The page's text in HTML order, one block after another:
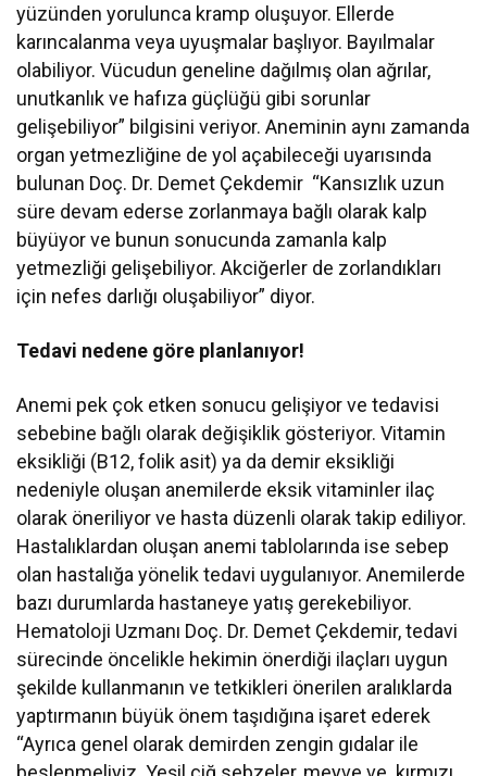
yüzünden yorulunca kramp oluşuyor. Ellerde
karıncalanma veya uyuşmalar başlıyor. Bayılmalar
olabiliyor. Vücudun geneline dağılmış olan ağrılar,
unutkanlık ve hafıza güçlüğü gibi sorunlar
gelişebiliyor” bilgisini veriyor. Aneminin aynı zamanda
organ yetmezliğine de yol açabileceği uyarısında
bulunan Doç. Dr. Demet Çekdemir “Kansızlık uzun
süre devam ederse zorlanmaya bağlı olarak kalp
büyüyor ve bunun sonucunda zamanla kalp
yetmezliği gelişebiliyor. Akciğerler de zorlandıkları
için nefes darlığı oluşabiliyor” diyor.
Tedavi nedene göre planlanıyor!
Anemi pek çok etken sonucu gelişiyor ve tedavisi
sebebine bağlı olarak değişiklik gösteriyor. Vitamin
eksikliği (B12, folik asit) ya da demir eksikliği
nedeniyle oluşan anemilerde eksik vitaminler ilaç
olarak öneriliyor ve hasta düzenli olarak takip ediliyor.
Hastalıklardan oluşan anemi tablolarında ise sebep
olan hastalığa yönelik tedavi uygulanıyor. Anemilerde
bazı durumlarda hastaneye yatış gerekebiliyor.
Hematoloji Uzmanı Doç. Dr. Demet Çekdemir, tedavi
sürecinde öncelikle hekimin önerdiği ilaçları uygun
şekilde kullanmanın ve tetkikleri önerilen aralıklarda
yaptırmanın büyük önem taşıdığına işaret ederek
“Ayrıca genel olarak demirden zengin gıdalar ile